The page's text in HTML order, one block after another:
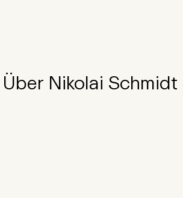
Über Nikolai Schmidt